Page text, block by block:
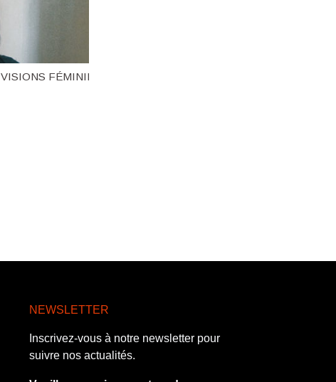
VISIONS FÉMININES
NEWSLETTER
Inscrivez-vous à notre newsletter pour
suivre nos actualités.